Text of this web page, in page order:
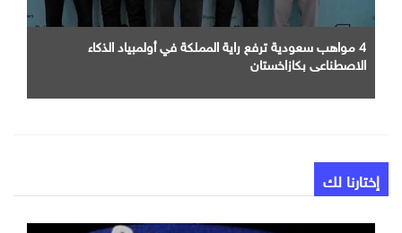
4 مواهب سعودية ترفع راية المملكة في أولمبياد الذكاء
الاصطناعي بكازاخستان
إختارنا لك